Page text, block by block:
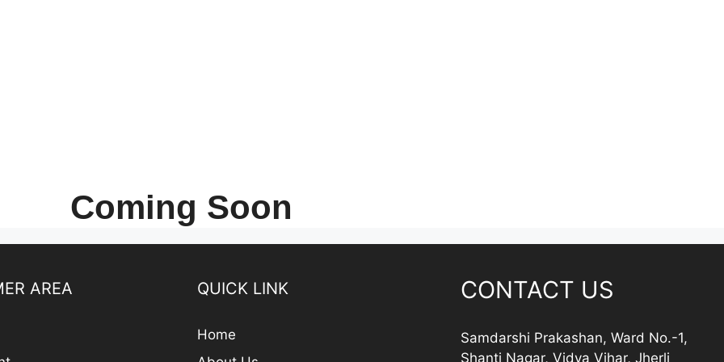
Coming Soon
AREA QUICK LINK
Home
CONTACT US
Samdarshi Prakashan, Ward No.-1,
Shanti Nagar, Vidya Vihar, Jherli